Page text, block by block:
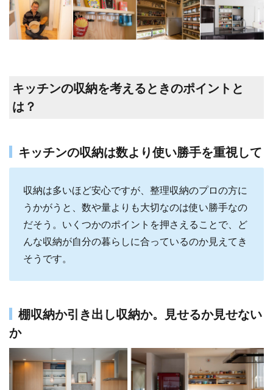
キッチンの収納を考えるときのポイントと
は？
キッチンの収納は数より使い勝手を重視して
収納は多いほど安心ですが、整理収納のプロの方に
うかがうと、数や量よりも大切なのは使い勝手なの
だそう。いくつかのポイントを押さえることで、ど
んな収納が自分の暮らしに合っているのか見えてき
そうです。
棚収納か引き出し収納か。見せるか見せない
か